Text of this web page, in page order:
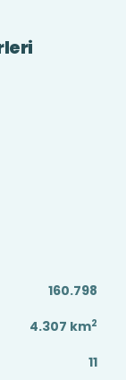
160.798
4.307 km2
11